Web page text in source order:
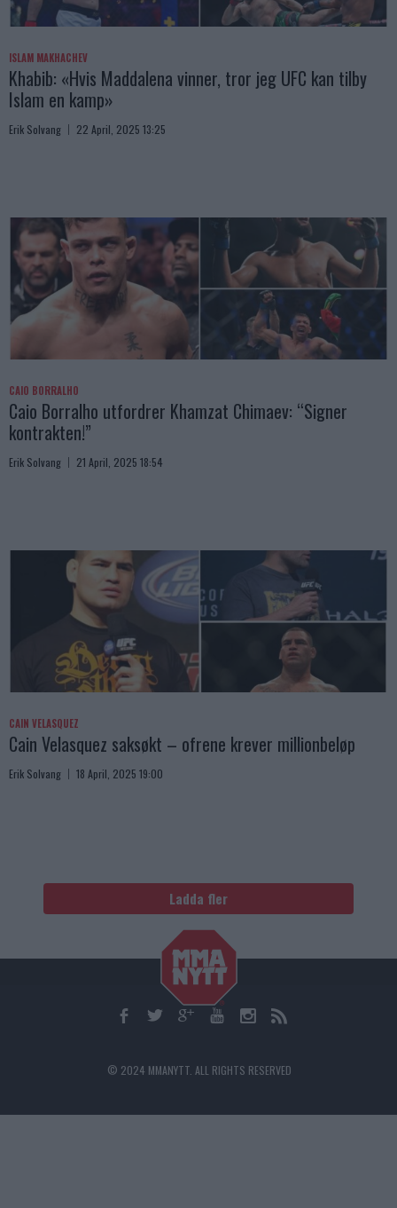
ISLAM MAKHACHEV
Khabib: «Hvis Maddalena vinner, tror jeg UFC kan tilby
Islam en kamp»
Erik Solvang 22 April, 2025 13:25
CAIO BORRALHO
Caio Borralho utfordrer Khamzat Chimaev: “Signer
kontrakten!”
Erik Solvang 21 April, 2025 18:54
CAIN VELASQUEZ
Cain Velasquez saksøkt – ofrene krever millionbeløp
Erik Solvang 18 April, 2025 19:00
Ladda fler
© 2024 MMANYTT. ALL RIGHTS RESERVED